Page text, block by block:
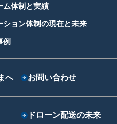
ム体制と実績
ション体制の現在と未来
例
へ お問い合わせ
ドローン配送の未来